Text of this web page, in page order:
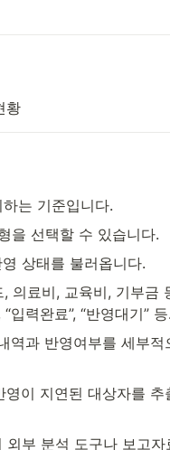
황
는 기준입니다.
을 선택할 수 있습니다.
상태를 불러옵니다.
의료비, 교육비, 기부금
력완료”, “반영대기” 등.
역과 반영여부를 세부적
이 지연된 대상자를 추
외부 분석 도구나 보고자